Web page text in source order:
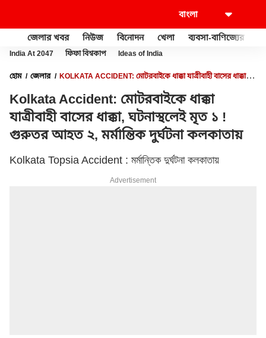
জেলার খবর নিউজ বিনোদন খেলা ব্যবসা-বাণিজ্যের
India At 2047 ফিফা বিশ্বকাপ Ideas of India
হোম জেলার
KOLKATA ACCIDENT: মোটরবাইকে ধাক্কা যাত্রীবাহী বাসের ধাক্কা,
Kolkata Accident: মোটরবাইকে ধাক্কা
যাত্রীবাহী বাসের ধাক্কা, ঘটনাস্থলেই মৃত ১ !
গুরুতর আহত ২, মর্মান্তিক দুর্ঘটনা কলকাতায়
Kolkata Topsia Accident : মর্মান্তিক দুর্ঘটনা কলকাতায়
Advertisement